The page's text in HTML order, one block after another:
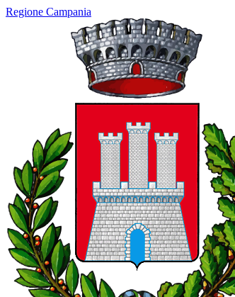
Regione Campania